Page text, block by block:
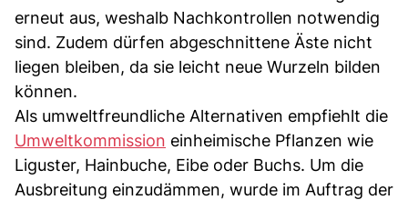
erneut aus, weshalb Nachkontrollen notwendig
sind. Zudem dürfen abgeschnittene Äste nicht
liegen bleiben, da sie leicht neue Wurzeln bilden
können.
Als umweltfreundliche Alternativen empfiehlt die
Umweltkommission einheimische Pflanzen wie
Liguster, Hainbuche, Eibe oder Buchs. Um die
Ausbreitung einzudämmen, wurde im Auftrag der